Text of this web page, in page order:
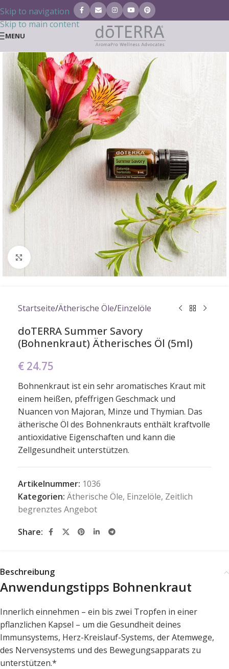
Skip to navigation
Skip to main content
MENU
Click to enlarge
Startseite/Ätherische Öle/Einzelöle
doTERRA Summer Savory
(Bohnenkraut) Ätherisches Öl (5ml)
€ 24.75
Bohnenkraut ist ein sehr aromatisches Kraut mit
einem heißen, pfeffrigen Geschmack und
Nuancen von Majoran, Minze und Thymian. Das
ätherische Öl des Bohnenkrauts enthält kraftvolle
antioxidative Eigenschaften und kann die
Zellgesundheit unterstützen.
Artikelnummer: 1036
Kategorien: Ätherische Öle, Einzelöle, Zeitlich
begrenztes Angebot
Share:
Beschreibung
Anwendungstipps Bohnenkraut
Innerlich einnehmen – ein bis zwei Tropfen in einer
pflanzlichen Kapsel – um die Gesundheit deines
Immunsystems, Herz-Kreislauf-Systems, der Atemwege,
des Nervensystems und des Bewegungsapparats zu
unterstützen.*